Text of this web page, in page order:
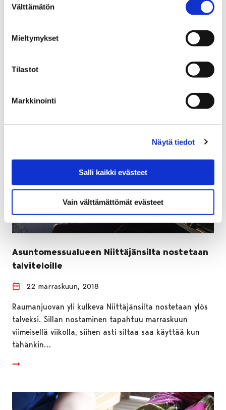
valinta
Välttämätön
Mieltymykset
Tilastot
Markkinointi
Näytä tiedot
Salli kaikki evästeet
Vain välttämättömät evästeet
Palosuojelurahaston Innovaatiopalkinnon 2018 voittaja
22.11.2018), Tampereella. Innovaation voitti
Joensuu, joka työskentelee Porissa,…
Asuntomessualueen Niittäjänsilta nostetaan
talviteloille
22 marraskuun, 2018
Raumanjuovan yli kulkeva Niittäjänsilta nostetaan ylös
talveksi. Sillan nostaminen tapahtuu marraskuun
viimeisellä viikolla, siihen asti siltaa saa käyttää kun
tähänkin…